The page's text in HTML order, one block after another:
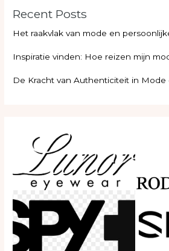
Recent Posts
Het raakvlak van mode en
Inspiratie vinden: Hoe reizen mijn
De Kracht van Authenticiteit in Mode